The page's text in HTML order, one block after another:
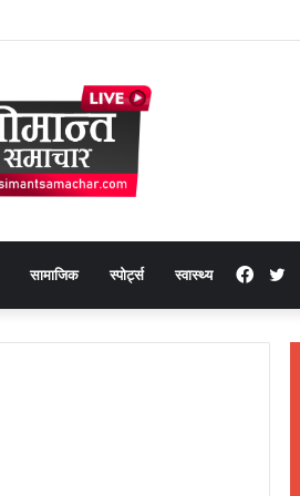
सामाजिक स्पोर्ट्स स्वास्थ्य